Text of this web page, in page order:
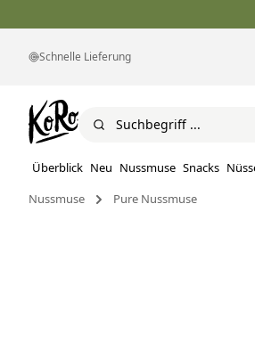
Schnelle Lieferung
Überblick Neu Nussmuse Snacks
Nussmuse
Pure Nussmuse